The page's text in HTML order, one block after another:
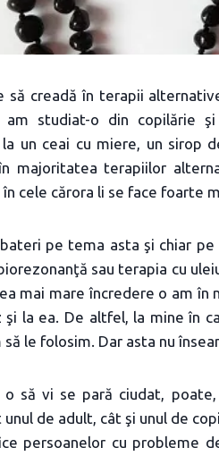
să creadă în terapii
studiat-o din copilărie
un ceai cu miere, un sirop
majoritatea terapiilor
cele cărora li se face foarte
pe tema asta şi chiar
sau terapia cu
mai mare încredere o am
şi la ea. De altfel, la mine în
le folosim. Dar asta nu
o să vi se pară ciudat,
de adult, cât şi unul de
persoanelor cu probleme